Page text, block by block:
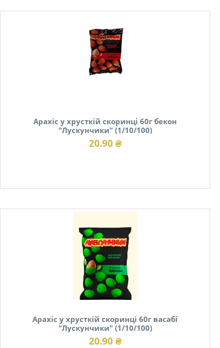
Арахіс у хрусткій скоринці 60г бекон
"Лускунчики" (1/10/100)
20.90 ₴
Арахіс у хрусткій скоринці 60г васабі
"Лускунчики" (1/10/100)
20.90 ₴